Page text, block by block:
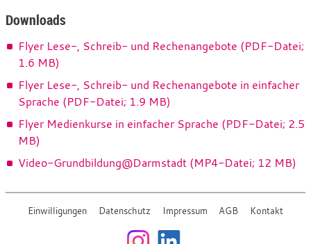
i
Downloads
Flyer Lese-, Schreib- und Rechenangebote (PDF-Datei;
1.6 MB)
Flyer Lese-, Schreib- und Rechenangebote in einfacher
Sprache (PDF-Datei; 1.9 MB)
Flyer Medienkurse in einfacher Sprache (PDF-Datei; 2.5
MB)
Video-Grundbildung@Darmstadt (MP4-Datei; 12 MB)
Einwilligungen Datenschutz Impressum AGB Kontakt